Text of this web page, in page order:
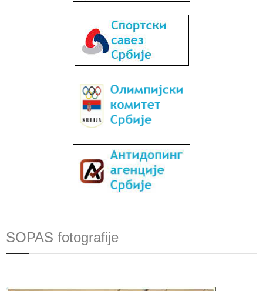
SOPAS fotografije